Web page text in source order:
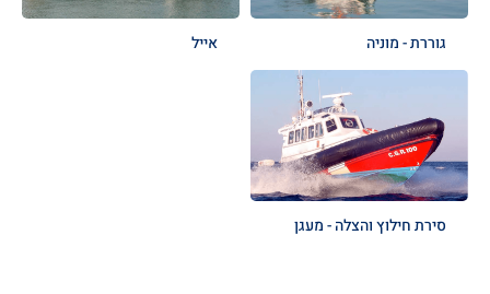
גוררת - מוניה אייל
סירת חילוץ והצלה - מעגן